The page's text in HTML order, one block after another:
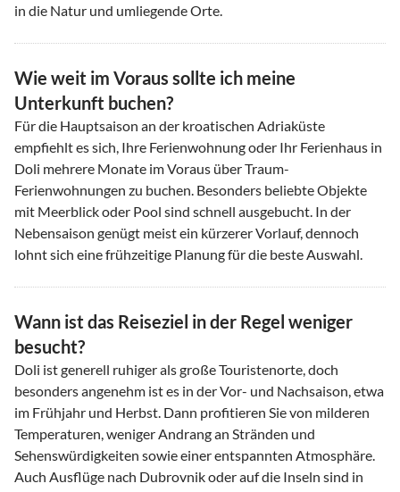
in die Natur und umliegende Orte.
Wie weit im Voraus sollte ich meine
Unterkunft buchen?
Für die Hauptsaison an der kroatischen Adriaküste
empfiehlt es sich, Ihre Ferienwohnung oder Ihr Ferienhaus in
Doli mehrere Monate im Voraus über Traum-
Ferienwohnungen zu buchen. Besonders beliebte Objekte
mit Meerblick oder Pool sind schnell ausgebucht. In der
Nebensaison genügt meist ein kürzerer Vorlauf, dennoch
lohnt sich eine frühzeitige Planung für die beste Auswahl.
Wann ist das Reiseziel in der Regel weniger
besucht?
Doli ist generell ruhiger als große Touristenorte, doch
besonders angenehm ist es in der Vor- und Nachsaison, etwa
im Frühjahr und Herbst. Dann profitieren Sie von milderen
Temperaturen, weniger Andrang an Stränden und
Sehenswürdigkeiten sowie einer entspannten Atmosphäre.
Auch Ausflüge nach Dubrovnik oder auf die Inseln sind in